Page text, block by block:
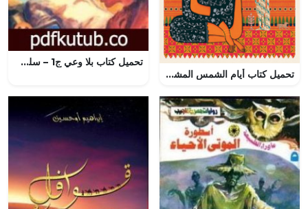
تحميل كتاب أيام الشمس المشرقة PDF ميرال الطحاوى مجانا برابط مباشر
تحميل كتاب بلا وعي ج1 – سلسلة ملف المستقبل PDF تأليف نبيل فاروق مجانا [كامل]